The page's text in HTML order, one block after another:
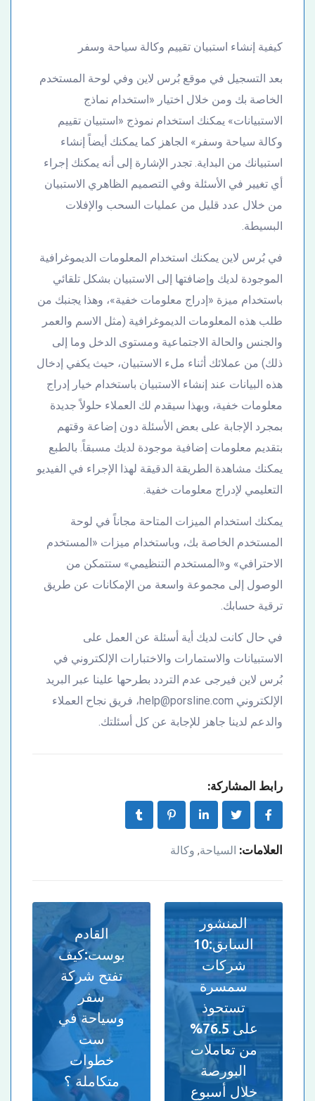
كيفية إنشاء استبيان تقييم وكالة سياحة وسفر
بعد التسجيل في موقع بُرس لاين وفي لوحة المستخدم
الخاصة بك ومن خلال اختيار «استخدام نماذج
الاستبيانات» يمكنك استخدام نموذج «استبيان تقييم
وكالة سياحة وسفر» الجاهز كما يمكنك أيضاً إنشاء
استبيانك من البداية. تجدر الإشارة إلى أنه يمكنك إجراء
أي تغيير في الأسئلة وفي التصميم الظاهري الاستبيان
من خلال عدد قليل من عمليات السحب والإفلات
البسيطة.
في بُرس لاين يمكنك استخدام المعلومات الديموغرافية
الموجودة لديك وإضافتها إلى الاستبيان بشكل تلقائي
باستخدام ميزة «إدراج معلومات خفية»، وهذا يجنبك من
طلب هذه المعلومات الديموغرافية (مثل الاسم والعمر
والجنس والحالة الاجتماعية ومستوى الدخل وما إلى
ذلك) من عملائك أثناء ملء الاستبيان، حيث يكفي إدخال
هذه البيانات عند إنشاء الاستبيان باستخدام خيار إدراج
معلومات خفية، وبهذا سيقدم لك العملاء حلولاً جديدة
بمجرد الإجابة على بعض الأسئلة دون إضاعة وقتهم
بتقديم معلومات إضافية موجودة لديك مسبقاً. بالطبع
يمكنك مشاهدة الطريقة الدقيقة لهذا الإجراء في الفيديو
التعليمي لإدراج معلومات خفية.
يمكنك استخدام الميزات المتاحة مجاناً في لوحة
المستخدم الخاصة بك، وباستخدام ميزات «المستخدم
الاحترافي» و«المستخدم التنظيمي» ستتمكن من
الوصول إلى مجموعة واسعة من الإمكانات عن طريق
ترقية حسابك.
في حال كانت لديك أية أسئلة عن العمل على
الاستبيانات والاستمارات والاختبارات الإلكتروني في
بُرس لاين فيرجى عدم التردد بطرحها علينا عبر البريد
الإلكتروني help@porsline.com، فريق نجاح العملاء
والدعم لدينا جاهز للإجابة عن كل أسئلتك.
رابط المشاركة:
العلامات: السياحة, وكالة
المنشور
السابق:10
شركات
سمسرة
تستحوذ
على 76.5%
من تعاملات
البورصة
خلال أسبوع
القادم
بوست:كيف
تفتح شركة
سفر
وسياحة في
ست
خطوات
متكاملة ؟